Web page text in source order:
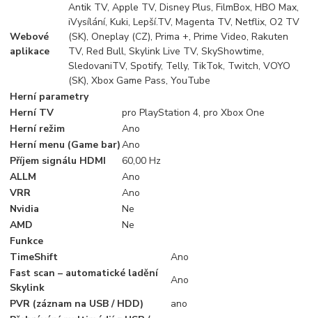
Webové
aplikace
Antik TV, Apple TV, Disney Plus, FilmBox, HBO Max,
iVysílání, Kuki, Lepší.TV, Magenta TV, Netflix, O2 TV
(SK), Oneplay (CZ), Prima +, Prime Video, Rakuten
TV, Red Bull, Skylink Live TV, SkyShowtime,
SledovaniTV, Spotify, Telly, TikTok, Twitch, VOYO
(SK), Xbox Game Pass, YouTube
Herní parametry
Herní TV
pro PlayStation 4, pro Xbox One
Herní režim
Ano
Herní menu (Game bar)Ano
Příjem signálu HDMI
60,00 Hz
ALLM
Ano
VRR
Ano
Nvidia
Ne
AMD
Ne
Funkce
TimeShift
Ano
Fast scan – automatické ladění
Skylink
Ano
PVR (záznam na USB / HDD)
ano